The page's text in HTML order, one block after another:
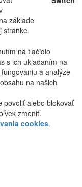
základe
stránke.
na tlačidlo
s ich ukladaním na
a analýze
na našich
povoliť alebo blokovať
zmeniť.
cookies.